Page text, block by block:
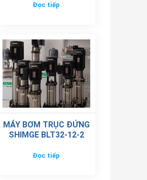
Đọc tiếp
MÁY BƠM TRỤC ĐỨNG
SHIMGE BLT32-12-2
Đọc tiếp